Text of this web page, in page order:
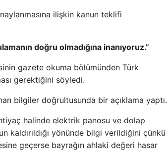
ilişkin kanun teklifi
doğru olmadığına inanıyoruz.”
gazete okuma bölümünden Türk
gerektiğini söyledi.
bilgiler doğrultusunda bir açıklama yaptı.
halinde elektrik panosu ve dolap
kaldırıldığı yönünde bilgi verildiğini çünkü
geçerse bayrağın ahlaki değeri hasar